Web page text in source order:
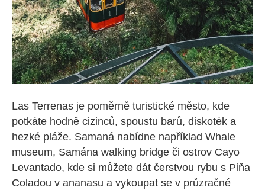
Las Terrenas je poměrně turistické město, kde
potkáte hodně cizinců, spoustu barů, diskoték a
hezké pláže. Samaná nabídne například Whale
museum, Samána walking bridge či ostrov Cayo
Levantado, kde si můžete dát čerstvou rybu s Piňa
Coladou v ananasu a vykoupat se v průzračné